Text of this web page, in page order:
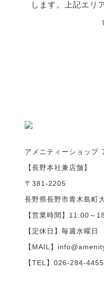
します。上記エリ
アメニティーショップ
【長野本社兼店舗】
〒381-2205
長野県長野市青木島町
【営業時間】11:00～
【定休日】毎週水曜日
【MAIL】
【TEL】 026-284-4455